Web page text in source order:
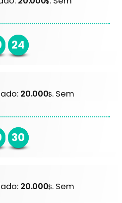
24
20.000$. Sem
30
20.000$. Sem